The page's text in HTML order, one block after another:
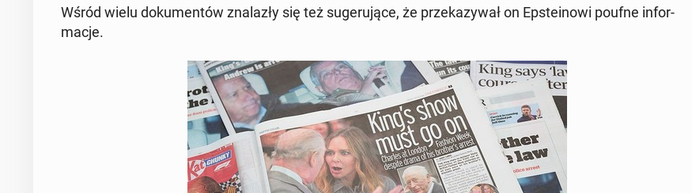
Wśród wielu do­ku­men­tów zna­la­zły się też su­ge­ru­ją­ce, że prze­ka­zy­wał on Ep­ste­ino­wi poufne in­for­
ma­cje.